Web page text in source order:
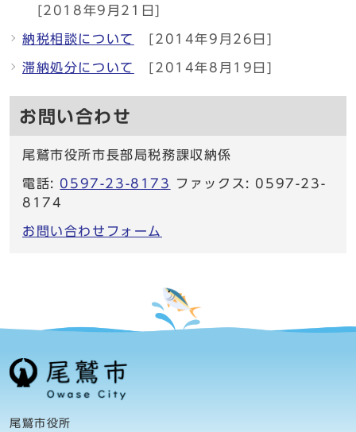
[2018年9月21日]
納税相談について [2014年9月26日]
滞納処分について [2014年8月19日]
お問い合わせ
尾鷲市役所市長部局税務課収納係
電話: 0597-23-8173
ファックス: 0597-23-
8174
お問い合わせフォーム
尾鷲市役所